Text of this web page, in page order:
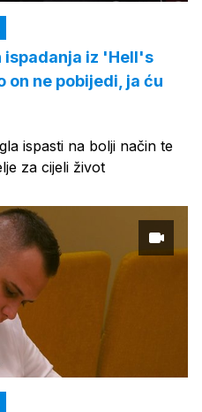
ispadanja iz 'Hell's
ne pobijedi, ja ću
ispasti na bolji način te
za cijeli život